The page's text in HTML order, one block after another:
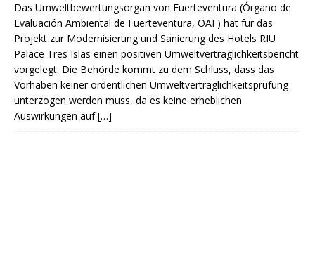
Das Umweltbewertungsorgan von Fuerteventura (Órgano de
Evaluación Ambiental de Fuerteventura, OAF) hat für das
Projekt zur Modernisierung und Sanierung des Hotels RIU
Palace Tres Islas einen positiven Umweltverträglichkeitsbericht
vorgelegt. Die Behörde kommt zu dem Schluss, dass das
Vorhaben keiner ordentlichen Umweltverträglichkeitsprüfung
unterzogen werden muss, da es keine erheblichen
Auswirkungen auf[…]